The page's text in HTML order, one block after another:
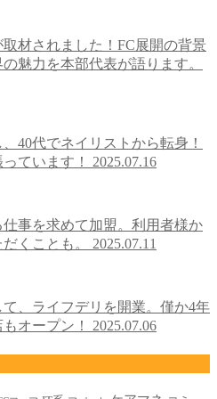
材されました！FC展開の背景
魅力を本部代表が語ります。
40代でネイリストから転⾝！
ています！ 2025.07.16
事を求めて加盟。利⽤者様か
くことも。 2025.07.11
、ライフデリを開業。僅か4年
オープン！ 2025.07.06